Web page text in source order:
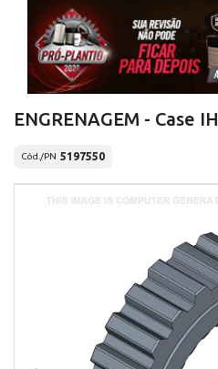
ENGRENAGEM - Case IH
Cód./PN 5197550